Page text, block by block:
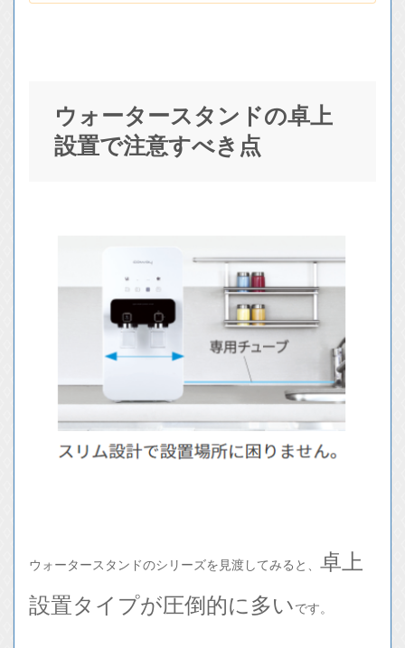
ウォータースタンドの卓上
設置で注意すべき点
ウォータースタンドのシリーズを見渡してみると、 卓上
設置タイプが圧倒的に多いです。